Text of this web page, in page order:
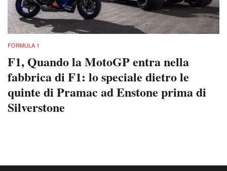
FORMULA 1
F1, Quando la MotoGP entra nella
fabbrica di F1: lo speciale dietro le
quinte di Pramac ad Enstone prima di
Silverstone